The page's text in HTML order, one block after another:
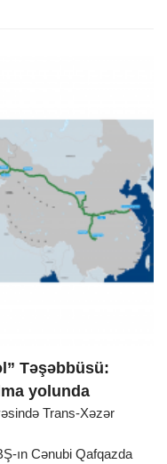
Təşəbbüsü:
yolunda
Trans-Xəzər
ın Cənubi Qafqazda